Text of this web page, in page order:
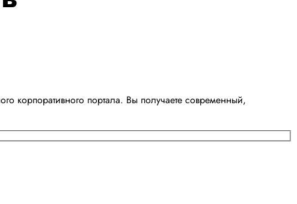
корпоративного портала. Вы получаете современный,